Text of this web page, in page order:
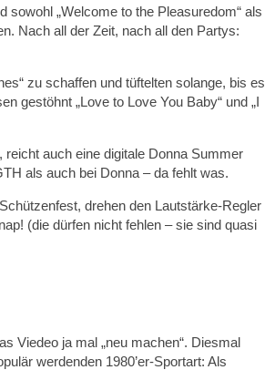
sowohl „Welcome to the Pleasuredom“ als
Nach all der Zeit, nach all den Partys:
zu schaffen und tüftelten solange, bis es
gestöhnt „Love to Love You Baby“ und „I
reicht auch eine digitale Donna Summer
als auch bei Donna – da fehlt was.
drehen den Lautstärke-Regler
(die dürfen nicht fehlen – sie sind quasi
Viedeo ja mal „neu machen“. Diesmal
werdenden 1980’er-Sportart: Als